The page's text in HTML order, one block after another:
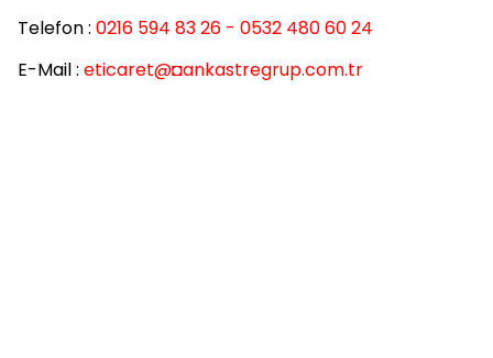
Telefon : 0216 594 83 26 - 0532 480 60 24
E-Mail : eticaret@◘ankastregrup.com.tr